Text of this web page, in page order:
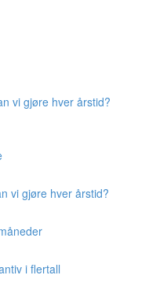
vi gjøre hver årstid?
vi gjøre hver årstid?
i flertall